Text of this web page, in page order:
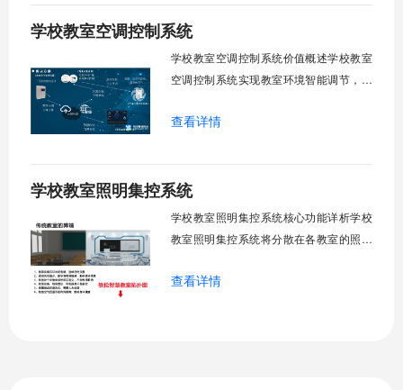
能智慧校园生态升级。智能光感调节1. 动
态光照追踪实时捕捉室外照度参数。光照
学校教室空调控制系统
学校教室空调控制系统价值概述学校教室
空调控制系统实现教室环境智能调节，提
管理全校空调设备，远程监控运行状态，
警。管理人员通过平台统一管控，减少人
工巡检工作量，延长设备使用寿命，节约
查看详情
学校教室照明集控系统
学校教室照明集控系统核心功能详析学校
教室照明集控系统将分散在各教室的照明
关、按需调光、定时策略、能耗监测、故
查看详情